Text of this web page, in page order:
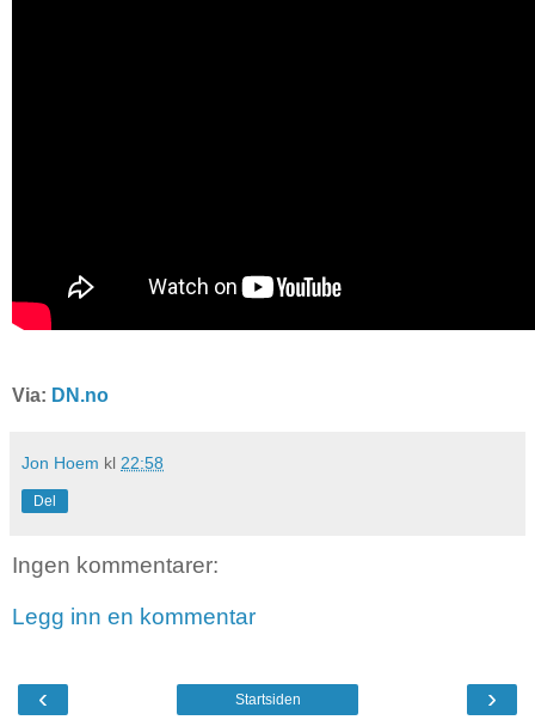
Via: DN.no
Jon Hoem kl 22:58
Del
Ingen kommentarer:
Legg inn en kommentar
‹ ›
Startsiden